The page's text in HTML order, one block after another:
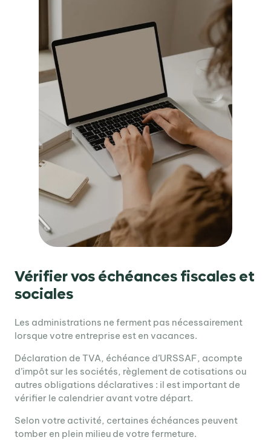
Vérifier vos échéances fiscales et
sociales
Les administrations ne ferment pas nécessairement
lorsque votre entreprise est en vacances.
Déclaration de TVA, échéance d’URSSAF, acompte
d’impôt sur les sociétés, règlement de cotisations ou
autres obligations déclaratives : il est important de
vérifier le calendrier avant votre départ.
Selon votre activité, certaines échéances peuvent
tomber en plein milieu de votre fermeture.